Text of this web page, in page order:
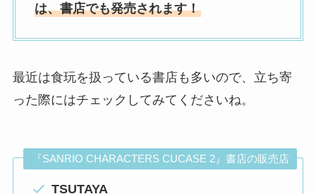
は、書店でも発売されます！
最近は食玩を扱っている書店も多いので、立ち寄
った際にはチェックしてみてくださいね。
『SANRIO CHARACTERS CUCASE 2』書店の販売店
TSUTAYA